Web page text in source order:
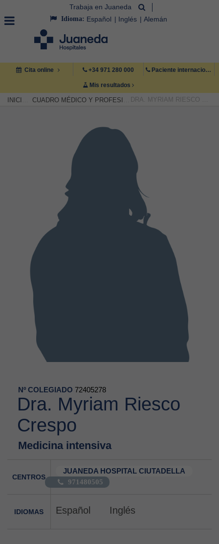
Trabaja en Juaneda
Idioma: Español Inglés Alemán
Cita online +34 971 280 000 Paciente internacional +34 971 222 222
Mis resultados
INICIO CUADRO MÉDICO Y PROFESIONAL DRA. MYRIAM RIESCO CRESPO
Nº COLEGIADO 72405278
Dra. Myriam Riesco
Crespo
Medicina intensiva
CENTROS
JUANEDA HOSPITAL CIUTADELLA
971480505
IDIOMAS Español Inglés